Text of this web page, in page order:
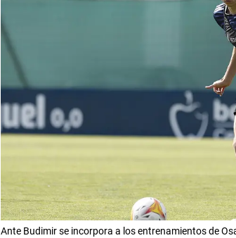
Ante Budimir se incorpora a los entrenamientos de